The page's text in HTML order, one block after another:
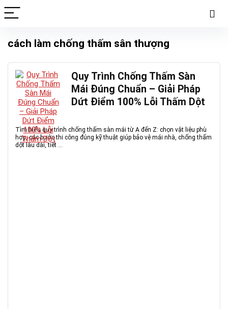
cách làm chống thấm sân thượng
Quy Trình Chống Thấm Sàn
Mái Đúng Chuẩn – Giải Pháp
Dứt Điểm 100% Lỗi Thấm Dột
Tìm hiểu quy trình chống thấm sàn mái từ A đến Z: chọn vật liệu phù
hợp, các bước thi công đúng kỹ thuật giúp bảo vệ mái nhà, chống thấm
dột lâu dài, tiết ...